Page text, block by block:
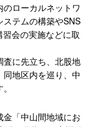
ローカルネットワ
テムの構築やSNS
会の実施などに取
に先立ち、北股地
地区内を巡り、中
「中山間地域にお